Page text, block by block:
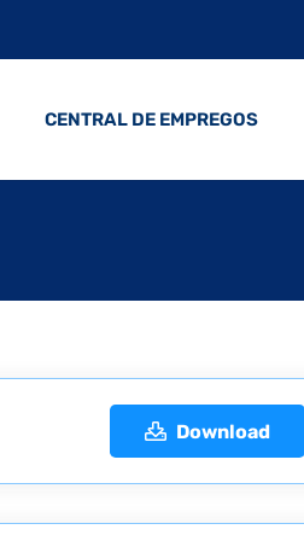
CENTRAL DE EMPREGOS
Download